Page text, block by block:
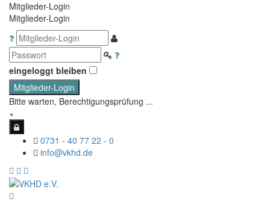
Mitglieder-Login
Mitglieder-Login
eingeloggt bleiben
Mitglieder-Login
Bitte warten, Berechtigungsprüfung ...
×
0731 - 40 77 22 - 0
info@vkhd.de